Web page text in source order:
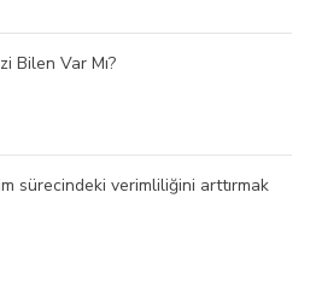
Bilen Var Mı?
sürecindeki verimliliğini arttırmak